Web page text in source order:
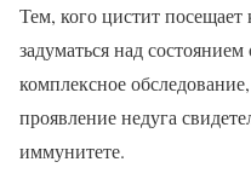
Тем, кого цистит
задуматься над
комплексное
проявление недуга
иммунитете.